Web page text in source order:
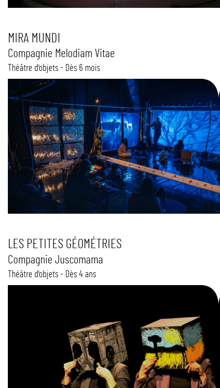
MIRA MUNDI
Compagnie Melodiam Vitae
Théâtre d'objets - Dès 6 mois
LES PETITES GÉOMÉTRIES
Compagnie Juscomama
Théâtre d'objets - Dès 4 ans